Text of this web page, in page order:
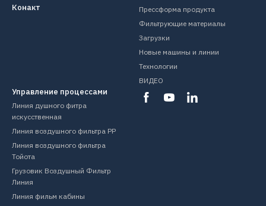
Управление процессами
Линия душного фитра
искусственная
Линия воздушного фильтра PP
Линия воздушного фильтра
Тойота
Грузовик Воздушный Фильтр
Линия
Линия фильм кабины
Прессформа продукта
Фильтрующие материалы
Загрузки
Новые машины и линии
Технологии
ВИДЕО
Конакт